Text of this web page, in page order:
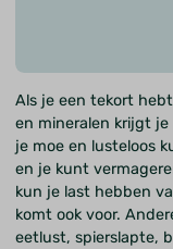
Als je een tekort
en mineralen krijgt
je moe en lusteloos
en je kunt
kun je last hebben
komt ook voor.
eetlust, spierslapte,